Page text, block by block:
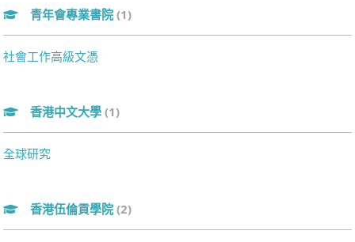
青年會專業書院 (1)
社會工作高級文憑
香港中文大學 (1)
全球研究
香港伍倫貢學院 (2)